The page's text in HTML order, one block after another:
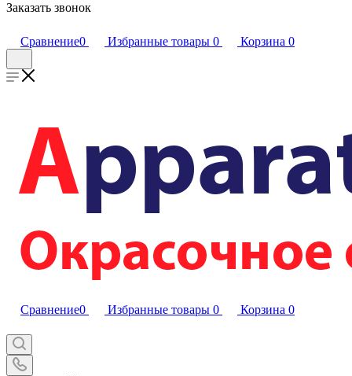
Заказать звонок
Сравнение0 Избранные товары 0 Корзина 0
Сравнение0 Избранные товары 0 Корзина 0